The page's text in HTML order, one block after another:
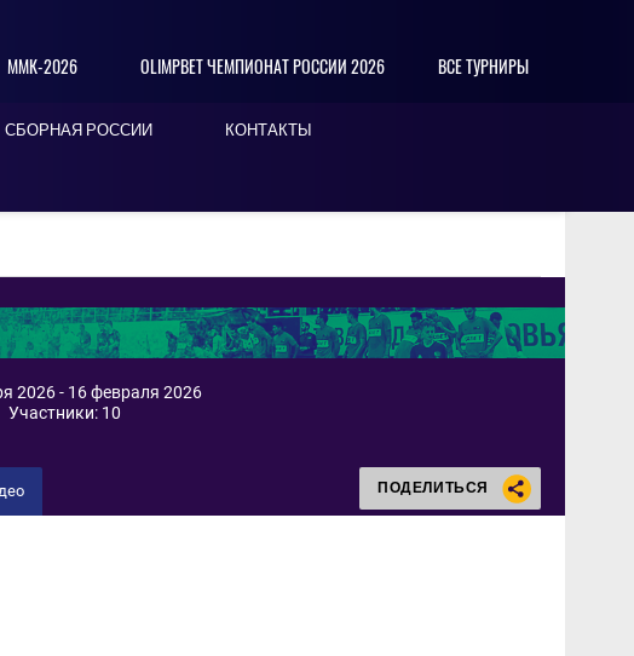
ММК-2026 OLIMPBET ЧЕМПИОНАТ РОССИИ 2026 ВСЕ ТУРНИРЫ
СБОРНАЯ РОССИИ КОНТАКТЫ
2026 - 16 февраля 2026
Участники: 10
ПОДЕЛИТЬСЯ